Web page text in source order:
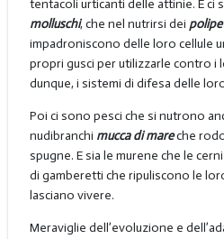
tentacoli urticanti delle attinie. E ci
molluschi, che nel nutrirsi dei
impadroniscono delle loro cellule
propri gusci per utilizzarle contro i
dunque, i sistemi di difesa delle
Poi ci sono pesci che si nutrono
nudibranchi mucca di mareche
spugne. E sia le murene che le
di gamberetti che ripuliscono le
lasciano vivere.
Meraviglie dell’evoluzione e